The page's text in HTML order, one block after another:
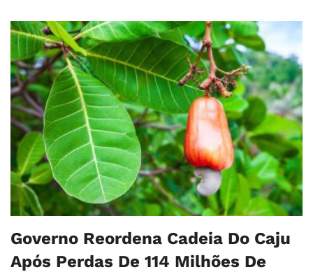
Governo Reordena Cadeia Do Caju
Após Perdas De 114 Milhões De